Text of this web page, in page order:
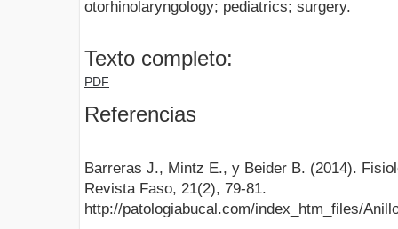
otorhinolaryngology; pediatrics; surgery.
Texto completo:
PDF
Referencias
Barreras J., Mintz E., y Beider B. (2014).
Revista Faso, 21(2), 79-81.
http://patologiabucal.com/index_htm_files/